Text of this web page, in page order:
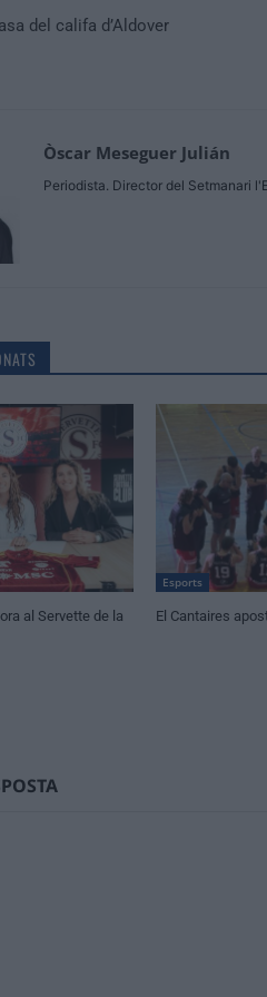
del califa d’Aldover
Òscar Meseguer Julián
Periodista. Director del Setmanari
al Servette de la
Esports
El Cantaires